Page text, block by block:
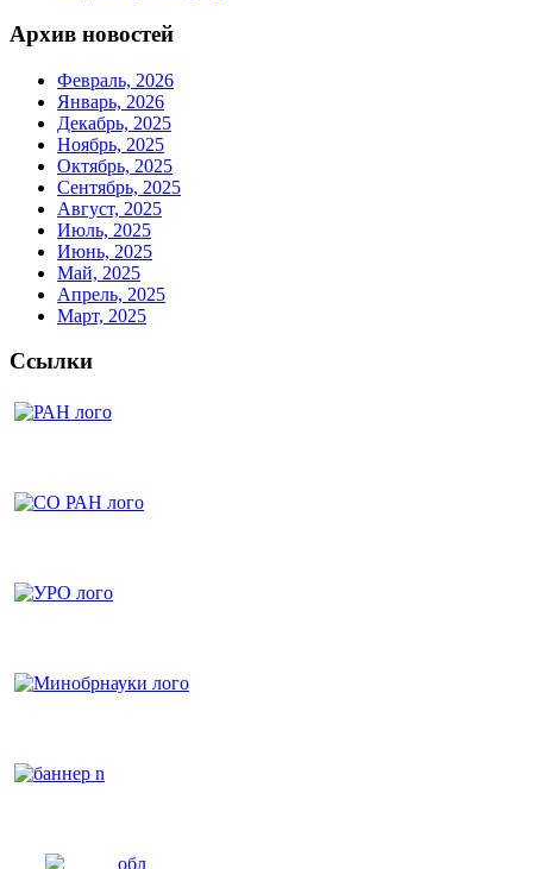
Архив новостей
Февраль, 2026
Январь, 2026
Декабрь, 2025
Ноябрь, 2025
Октябрь, 2025
Сентябрь, 2025
Август, 2025
Июль, 2025
Июнь, 2025
Май, 2025
Апрель, 2025
Март, 2025
Ссылки